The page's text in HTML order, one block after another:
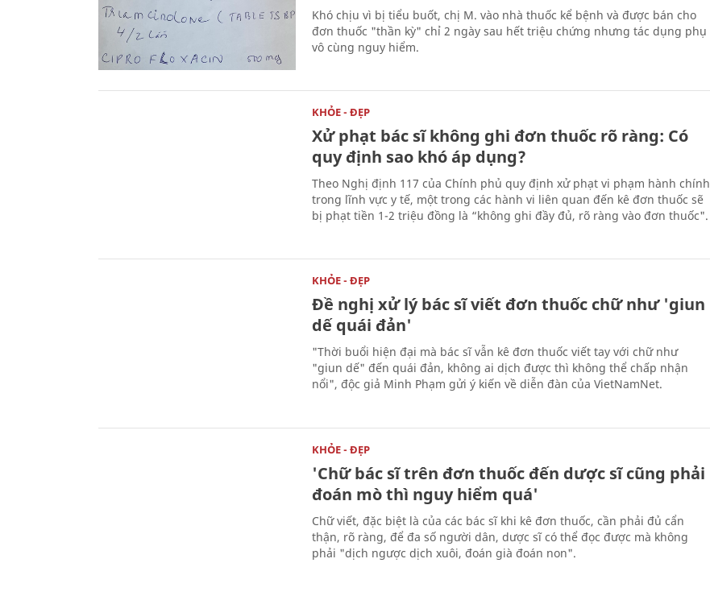
Khó chịu vì bị tiểu buốt, chị M. vào nhà thuốc kể bệnh và được bán cho
đơn thuốc "thần kỳ" chỉ 2 ngày sau hết triệu chứng nhưng tác dụng phụ
vô cùng nguy hiểm.
KHỎE - ĐẸP
Xử phạt bác sĩ không ghi đơn thuốc rõ ràng: Có
quy định sao khó áp dụng?
Theo Nghị định 117 của Chính phủ quy định xử phạt vi phạm hành chính
trong lĩnh vực y tế, một trong các hành vi liên quan đến kê đơn thuốc sẽ
bị phạt tiền 1-2 triệu đồng là “không ghi đầy đủ, rõ ràng vào đơn thuốc".
KHỎE - ĐẸP
Đề nghị xử lý bác sĩ viết đơn thuốc chữ như 'giun
dế quái đản'
"Thời buổi hiện đại mà bác sĩ vẫn kê đơn thuốc viết tay với chữ như
"giun dế" đến quái đản, không ai dịch được thì không thể chấp nhận
nổi", độc giả Minh Phạm gửi ý kiến về diễn đàn của VietNamNet.
KHỎE - ĐẸP
'Chữ bác sĩ trên đơn thuốc đến dược sĩ cũng phải
đoán mò thì nguy hiểm quá'
Chữ viết, đặc biệt là của các bác sĩ khi kê đơn thuốc, cần phải đủ cẩn
thận, rõ ràng, để đa số người dân, dược sĩ có thể đọc được mà không
phải "dịch ngược dịch xuôi, đoán già đoán non".